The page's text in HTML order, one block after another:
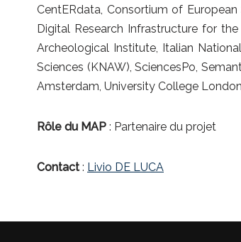
CentERdata, Consortium of
Digital Research Infrastructure for
Archeological Institute, Italian
Sciences (KNAW), SciencesPo,
Amsterdam, University College
Rôle du MAP : Partenaire du projet
Contact: Livio DE LUCA